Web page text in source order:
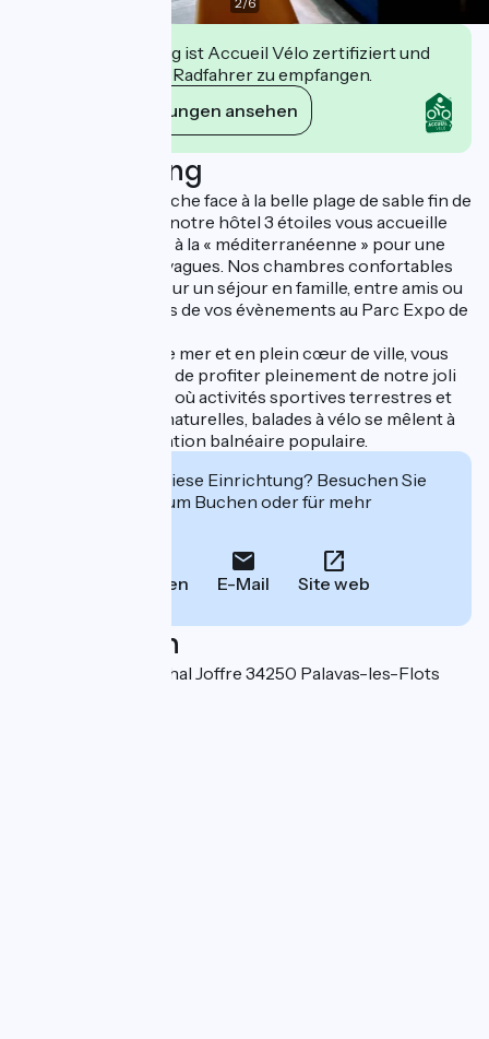
Diese Einrichtung ist Accueil Vélo zertifiziert und
verpflichtet sich, Radfahrer zu empfangen.
Ihre Verpflichtungen ansehen
Beschreibung
Situé sur la rive gauche face à la belle plage de sable fin de
Palavas-Les-Flots, notre hôtel 3 étoiles vous accueille
dans une ambiance à la « méditerranéenne » pour une
pause au bord des vagues. Nos chambres confortables
vous accueillent pour un séjour en famille, entre amis ou
entre collègues lors de vos évènements au Parc Expo de
Localisé en front de mer et en plein cœur de ville, vous
aurez l'opportunité de profiter pleinement de notre joli
village de pêcheurs où activités sportives terrestres et
marines, réserves naturelles, balades à vélo se mêlent à
l'euphorie d'une station balnéaire populaire.
Interessiert Sie diese Einrichtung? Besuchen Sie
deren Website zum Buchen oder für mehr
Anrufen E-Mail Site web
Localisation
9 Boulevard Maréchal Joffre 34250 Palavas-les-Flots